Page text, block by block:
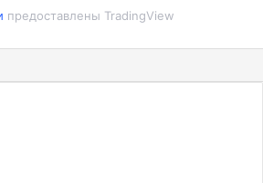
предоставлены TradingView